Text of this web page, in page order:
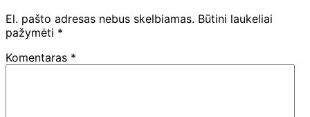
El. pašto adresas nebus skelbiamas. Būtini laukeliai
pažymėti *
Komentaras *